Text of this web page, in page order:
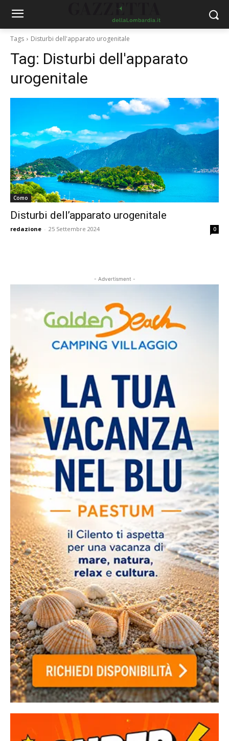
Tags Disturbi dell'apparato urogenitale
Tag: Disturbi dell'apparato
urogenitale
Como
Disturbi dell’apparato urogenitale
redazione - 25 Settembre 2024 0
- Advertisment -